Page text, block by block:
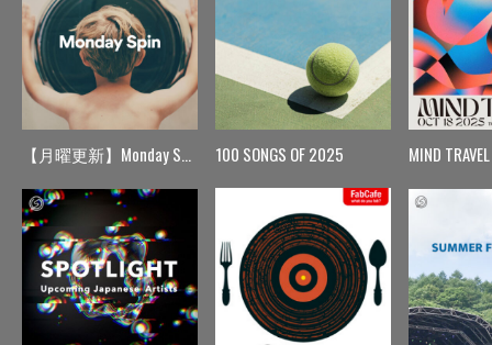
【月曜更新】Monday Spin 100 SONGS OF 2025 MIND TRAVEL